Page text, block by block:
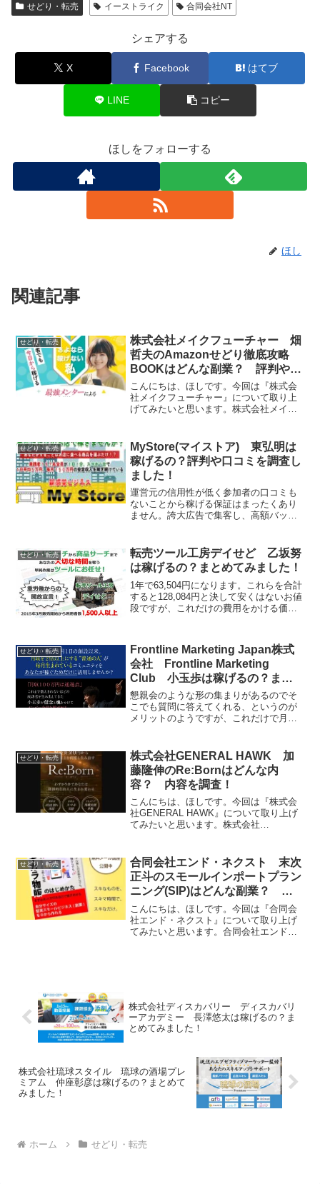
せどり・転売 イーストライク 合同会社NT
シェアする
X Facebook はてブ
LINE コピー
ほしをフォローする
ほし
関連記事
せどり・転売
株式会社メイクフューチャー 畑
哲夫のAmazonせどり徹底攻略
BOOKはどんな副業？ 評判や口
コミを調査しました！
こんにちは、ほしです。今回は『株式会
社メイクフューチャー』について取り上
げてみたいと思います。株式会社メイク
会社です。それでは、実態を検証してい
きたいと思います！...
せどり・転売
MyStore(マイストア) 東弘明は
稼げるの？評判や口コミを調査し
ました！
運営元の信用性が低く参加者の口コミも
ないことから稼げる保証はまったくあり
ません。誇大広告で集客し、高額バック
的にはMyStore(マイストア)はおすすめし
ません。
せどり・転売
転売ツール工房デイせど 乙坂努
は稼げるの？まとめてみました！
1年で63,504円になります。これらを合計
すると128,084円と決して安くはないお値
段ですが、これだけの費用をかける価値
すすめしないという結論に至りました。
せどり・転売
Frontline Marketing Japan株式
会社 Frontline Marketing
Club 小玉歩は稼げるの？まと
めてみました！
懇親会のような形の集まりがあるのでそ
こでも質問に答えてくれる、というのが
メリットのようですが、これだけで月収
ですし参加しても稼げる保証はないので
私としてはおすすめしません。
せどり・転売
株式会社GENERAL HAWK 加
藤隆伸のRe:Bornはどんな内
容？ 内容を調査！
こんにちは、ほしです。今回は『株式会
社GENERAL HAWK』について取り上げ
てみたいと思います。株式会社
る会社です。それでは、実態を検証して
いきたいと思いま...
せどり・転売
合同会社エンド・ネクスト 末次
正斗のスモールインポートプラン
ニング(SIP)はどんな副業？ 調
査しました！
こんにちは、ほしです。今回は『合同会
社エンド・ネクスト』について取り上げ
てみたいと思います。合同会社エンド・
株式会社ディスカバリー ディスカバリ
ーアカデミー 長澤悠太は稼げるの？ま
とめてみました！
株式会社琉球スタイル 琉球の酒場プレ
ミアム 仲座彰彦は稼げるの？まとめて
みました！
ホーム せどり・転売